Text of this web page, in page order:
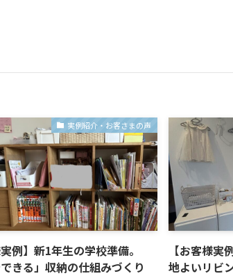
実例紹介・お客さまの声
実例】新1年生の学校準備。
できる」収納の仕組みづくり
【お客様実
地よいリビ